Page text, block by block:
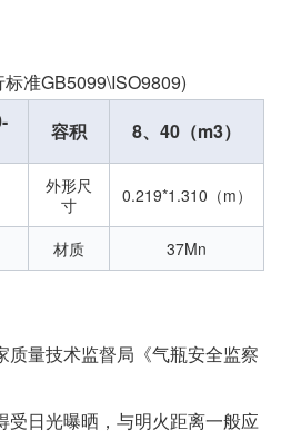
准GB5099\ISO9809)
容积 8、40（m3）
外形尺
寸
0.219*1.310（m）
材质 37Mn
质量技术监督局《气瓶安全监察
受日光曝晒，与明火距离一般应